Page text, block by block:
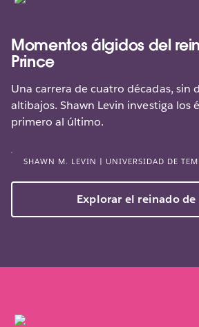
Momentos álgidos del
Prince
Una carrera de cuatro décadas, sin
altibajos. Shawn Levin investiga los
primero al último.
SHAWN M. LEVIN | UNIVERSIDAD DE
Explorar el reinado de